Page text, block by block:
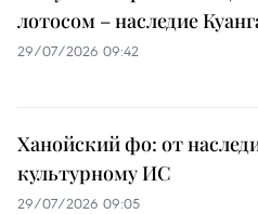
лотосом – наследие
29/07/2026 09:42
Ханойский фо: от
культурному ИС
29/07/2026 09:05